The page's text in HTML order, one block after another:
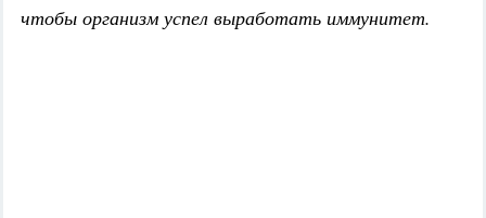
чтобы организм успел выработать иммунитет.